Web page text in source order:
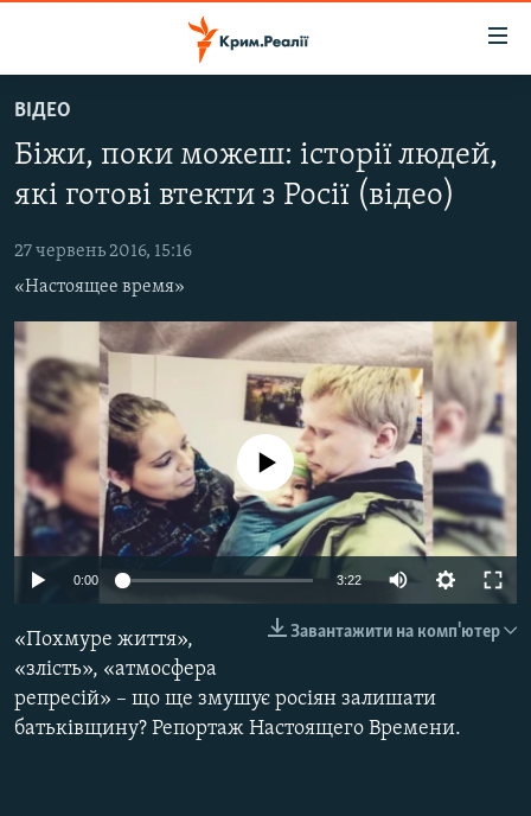
до
основного
матеріалу
до
Перейти
до
пошуку
НОВИНИ
ВОДА.КРИМ
ВІДЕО ТА ФОТО
ПОЛІТИКА
БЛОГИ
ПОГЛЯД
ІНТЕРВ'Ю
ВСЕ ЗА ДЕНЬ
СПЕЦПРОЕКТИ
ДЕПОРТАЦІЯ
ВІДЕОУРОКИ «ELIFBE»
УКРАЇНСЬКА ПРОБЛЕМА КРИМУ
ІНФОГРАФІКА
ЯК ОБІЙТИ БЛОКУВАННЯ
Русский
ДОЛУЧАЙСЯ!
ВІДЕО
Біжи, поки можеш: історії людей,
які готові втекти з Росії (відео)
27 червень 2016, 15:16
«Настоящее время»
No media source currently available
0:00 3:22
Завантажити на комп'ютер
«Похмуре життя»,
«злість», «атмосфера
репресій» – що ще змушує росіян залишати
батьківщину? Репортаж Настоящего Времени.